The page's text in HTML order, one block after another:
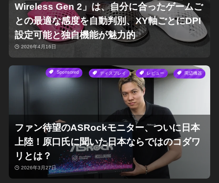
Wireless Gen 2」は、自分に合ったゲームご
との最適な感度を自動判別、XY軸ごとにDPI
設定可能と独自機能が魅力的
2026年4月16日
Sponsored ディスプレイ レビュー 周辺機器
ファン待望のASRockモニター、ついに日本
上陸！原口氏に聞いた日本ならではのコダワ
リとは？
2026年3月27日